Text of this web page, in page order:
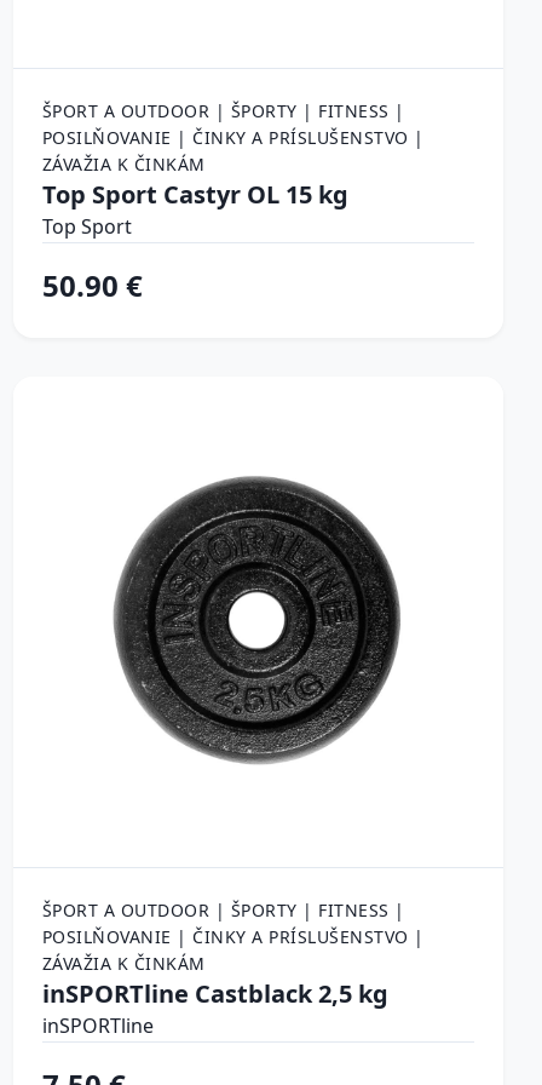
ŠPORT A OUTDOOR | ŠPORTY | FITNESS |
POSILŇOVANIE | ČINKY A PRÍSLUŠENSTVO |
ZÁVAŽIA K ČINKÁM
Top Sport Castyr OL 15 kg
Top Sport
50.90 €
ŠPORT A OUTDOOR | ŠPORTY | FITNESS |
POSILŇOVANIE | ČINKY A PRÍSLUŠENSTVO |
ZÁVAŽIA K ČINKÁM
inSPORTline Castblack 2,5 kg
inSPORTline